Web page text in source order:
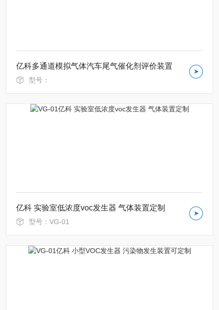
亿科多通道模拟气体汽车尾气催化剂评价装置
型号：
亿科 实验室低浓度voc发生器 气体装置定制
型号：VG-01